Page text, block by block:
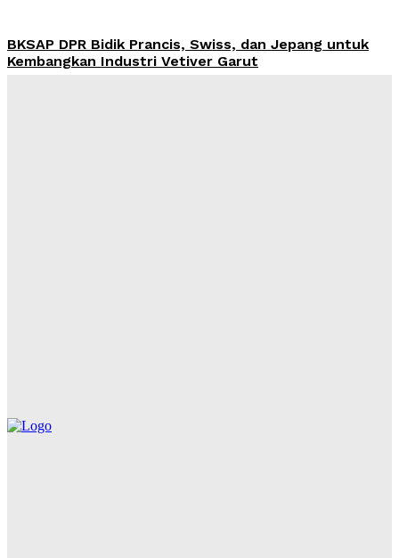
BKSAP DPR Bidik Prancis, Swiss, dan Jepang untuk
Kembangkan Industri Vetiver Garut